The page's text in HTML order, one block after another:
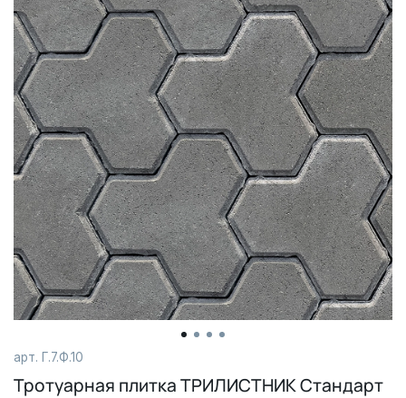
арт. Г.7.Ф.10
Тротуарная плитка ТРИЛИСТНИК Стандарт